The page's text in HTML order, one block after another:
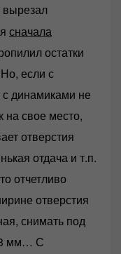
вырезал
сначала
остатки
если с
динамиками не
на свое место,
отверстия
отдача и т.п.
отчетливо
отверстия
снимать под
3 мм… С